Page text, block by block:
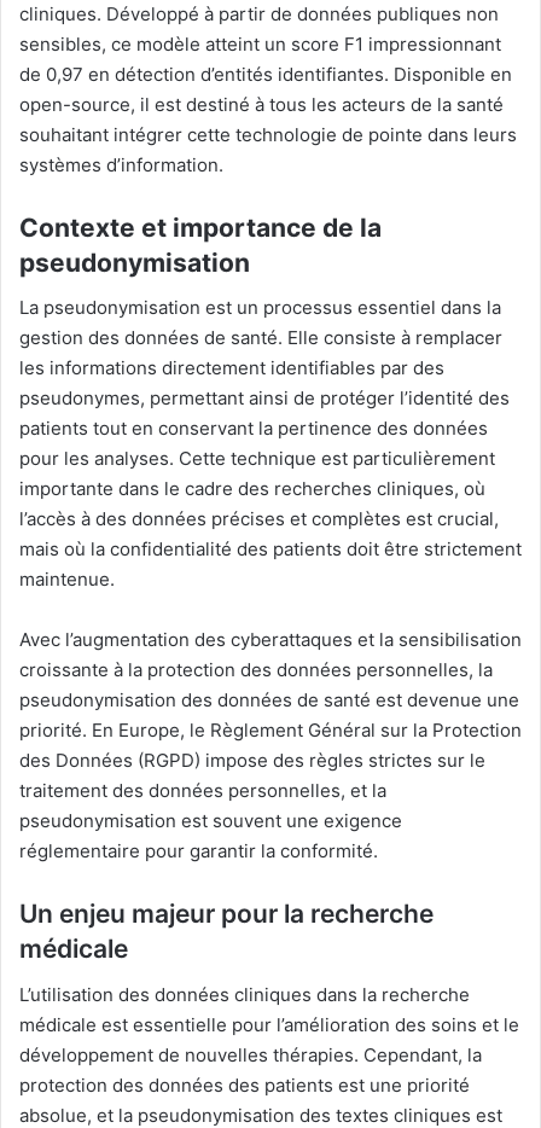
cliniques. Développé à partir de données publiques non
sensibles, ce modèle atteint un score F1 impressionnant
de 0,97 en détection d’entités identifiantes. Disponible en
open-source, il est destiné à tous les acteurs de la santé
souhaitant intégrer cette technologie de pointe dans leurs
systèmes d’information.
Contexte et importance de la
pseudonymisation
La pseudonymisation est un processus essentiel dans la
gestion des données de santé. Elle consiste à remplacer
les informations directement identifiables par des
pseudonymes, permettant ainsi de protéger l’identité des
patients tout en conservant la pertinence des données
pour les analyses. Cette technique est particulièrement
importante dans le cadre des recherches cliniques, où
l’accès à des données précises et complètes est crucial,
mais où la confidentialité des patients doit être strictement
maintenue.
Avec l’augmentation des cyberattaques et la sensibilisation
croissante à la protection des données personnelles, la
pseudonymisation des données de santé est devenue une
priorité. En Europe, le Règlement Général sur la Protection
des Données (RGPD) impose des règles strictes sur le
traitement des données personnelles, et la
pseudonymisation est souvent une exigence
réglementaire pour garantir la conformité.
Un enjeu majeur pour la recherche
médicale
L’utilisation des données cliniques dans la recherche
médicale est essentielle pour l’amélioration des soins et le
développement de nouvelles thérapies. Cependant, la
protection des données des patients est une priorité
absolue, et la pseudonymisation des textes cliniques est